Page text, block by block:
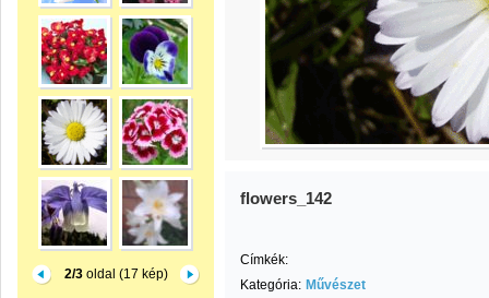
2/3oldal (17 kép)
flowers_142
Címkék:
Kategória: Művészet